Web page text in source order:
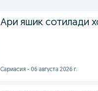
Ари яшик сотилади
Сариасия - 06 августа 2026 г.